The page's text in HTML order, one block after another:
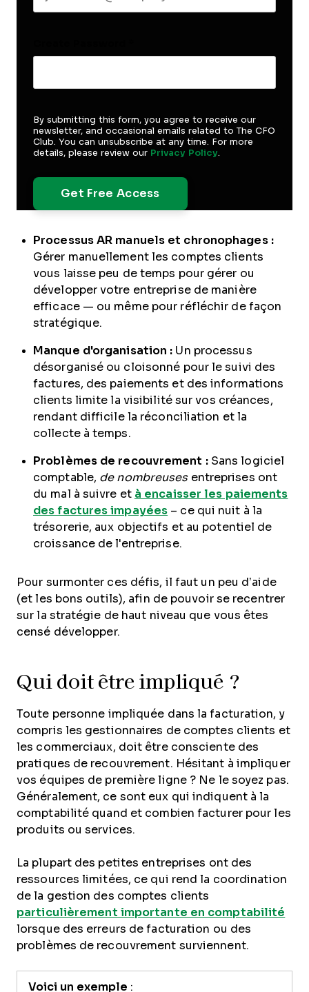
By submitting this form, you agree to receive our
newsletter, and occasional emails related to The CFO
Club. You can unsubscribe at any time. For more
details, please review our Privacy Policy.
Processus AR manuels et chronophages :
Gérer manuellement les comptes clients
vous laisse peu de temps pour gérer ou
développer votre entreprise de manière
efficace — ou même pour réfléchir de façon
stratégique.
Manque d'organisation : Un processus
désorganisé ou cloisonné pour le suivi des
factures, des paiements et des informations
clients limite la visibilité sur vos créances,
rendant difficile la réconciliation et la
collecte à temps.
Problèmes de recouvrement :Sans logiciel
comptable, de nombreusesentreprises ont
du mal à suivre et à encaisser les paiements
des factures impayées – ce qui nuit à la
trésorerie, aux objectifs et au potentiel de
croissance de l'entreprise.
Pour surmonter ces défis, il faut un peu d’aide
(et les bons outils), afin de pouvoir se recentrer
sur la stratégie de haut niveau que vous êtes
censé développer.
Qui doit être impliqué ?
Toute personne impliquée dans la facturation, y
compris les gestionnaires de comptes clients et
les commerciaux, doit être consciente des
pratiques de recouvrement. Hésitant à impliquer
vos équipes de première ligne ? Ne le soyez pas.
Généralement, ce sont eux qui indiquent à la
comptabilité quand et combien facturer pour les
produits ou services.
La plupart des petites entreprises ont des
ressources limitées, ce qui rend la coordination
de la gestion des comptes clients
particulièrement importante en comptabilité
lorsque des erreurs de facturation ou des
problèmes de recouvrement surviennent.
Voici un exemple :